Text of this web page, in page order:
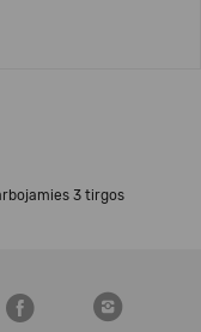
3 tirgos